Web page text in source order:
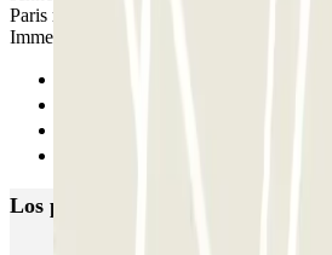
Paris nicht so eng genug Platz zum
Immer gerne wieder
Los parkings